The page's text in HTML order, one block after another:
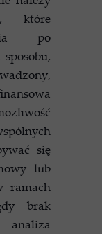
które
po
się
lub
ramach
brak